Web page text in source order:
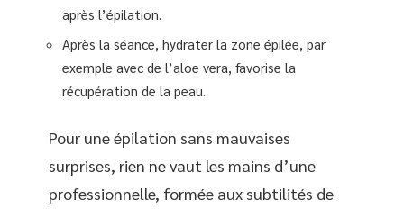
après l’épilation.
Après la séance, hydrater la zone épilée, par
exemple avec de l’aloe vera, favorise la
récupération de la peau.
Pour une épilation sans mauvaises
surprises, rien ne vaut les mains d’une
professionnelle, formée aux subtilités de